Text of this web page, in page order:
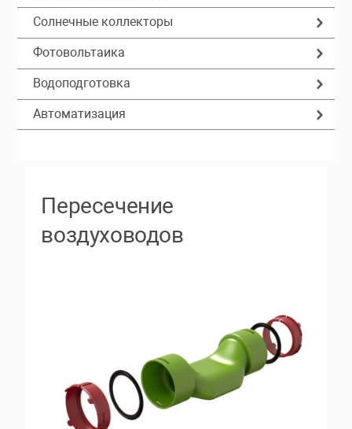
Солнечные коллекторы
Фотовольтаика
Водоподготовка
Автоматизация
Пересечение
воздуховодов